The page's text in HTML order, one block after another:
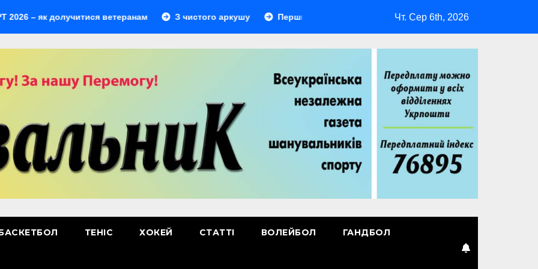
як долучитися ветеранам З чистого аркушу Перший лідер Повернення Мудрика Втрачені ілюзії
Чт. Сер 6th, 2026
ТЕНІС ХОКЕЙ СТАТТІ ВОЛЕЙБОЛ ГАНДБОЛ